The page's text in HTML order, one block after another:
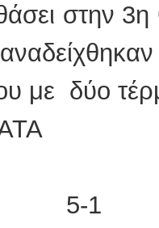
στην
με δύο
5-1